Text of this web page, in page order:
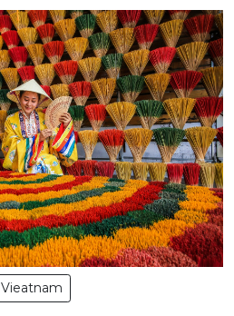
Vieatnam